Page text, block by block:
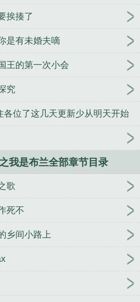
歌布蕾妮和詹姆
布兰登 冰与火
冰与火之歌布兰长残了
冰与火
歌布兰的能力
冰与火之歌 布兰
歌 冰与火之歌 nobody
冰与火
歌布兰阅读理解
冰与火之歌詹
兰和夜王
冰与火之歌 美人布蕾
火之歌 布兰妮
冰与火之歌布莱
布蕾妮 冰与火之歌john snow
魔王田中秋
从1898
真）龙生九子
元末里白条江九
荒野的召唤
音为我
仙道为魔
总裁在真香的路上赶来
黑暗银
挨揍了
是有未婚夫嘀
王的第一次小会
究
各位了这几天更新少从明天开始
我是布兰全部章节目录
歌
死不
乡间小路上